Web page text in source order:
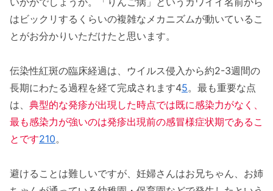
はビックリするくらいの複雑なメカニズムが動いているこ
とがお分かりいただけたと思います。
伝染性紅斑の臨床経過は、ウイルス侵入から約2-3週間の
長期にわたる過程を経て完成されます45。最も重要な点
は、 典型的な発疹が出現した時点では既に感染力がなく、
最も感染力が強いのは発疹出現前の感冒様症状期であるこ
とです210。
避けることは難しいですが、妊婦さんはお兄ちゃん、お姉